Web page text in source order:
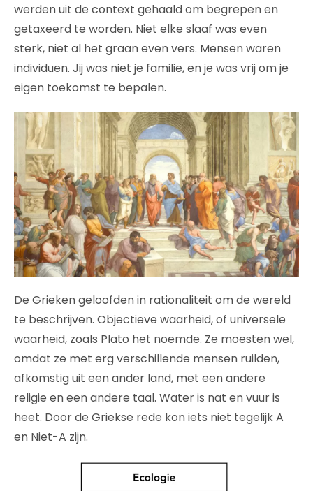
werden uit de context gehaald om begrepen en
getaxeerd te worden. Niet elke slaaf was even
sterk, niet al het graan even vers. Mensen waren
individuen. Jij was niet je familie, en je was vrij om je
eigen toekomst te bepalen.
De Grieken geloofden in rationaliteit om de wereld
te beschrijven. Objectieve waarheid, of universele
waarheid, zoals Plato het noemde. Ze moesten wel,
omdat ze met erg verschillende mensen ruilden,
afkomstig uit een ander land, met een andere
religie en een andere taal. Water is nat en vuur is
heet. Door de Griekse rede kon iets niet tegelijk A
en Niet-A zijn.